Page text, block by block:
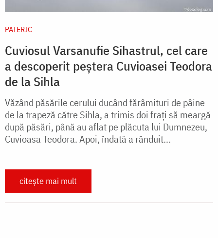
PATERIC
Cuviosul Varsanufie Sihastrul, cel care
a descoperit peștera Cuvioasei Teodora
de la Sihla
Văzând păsările cerului ducând fărâmituri de pâine
de la trapeză către Sihla, a trimis doi fraţi să meargă
după păsări, până au aflat pe plăcuta lui Dumnezeu,
Cuvioasa Teodora. Apoi, îndată a rânduit...
citește mai mult